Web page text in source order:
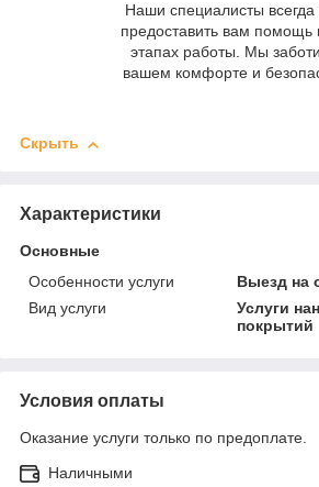
Наши специалисты всегда
предоставить вам помощь
этапах работы. Мы
вашем комфорте и
Скрыть
Характеристики
Основные
Особенности услуги
Выезд на
Вид услуги
Услуги
покрытий
Условия оплаты
Оказание услуги только по предоплате.
Наличными